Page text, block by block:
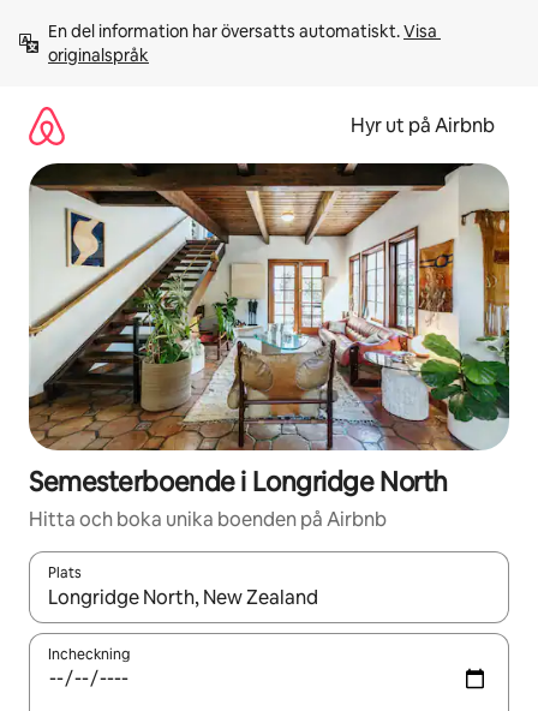
innehåll
En del information har översatts automatiskt. Visa
originalspråk
Hyr ut på Airbnb
Semesterboende i Longridge North
Hitta och boka unika boenden på Airbnb
Plats
När resultaten är tillgängliga kan du navigera med upp- och
Incheckning